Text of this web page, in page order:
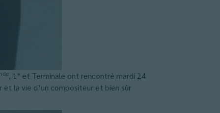
, 1° et Terminale ont rencontré mardi 24
la vie d’un compositeur et bien sûr